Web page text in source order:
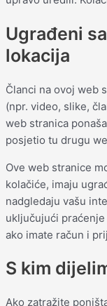
Ugrađeni
lokacija
Članci na ovoj web
(npr. video, slike,
web stranica
posjetio tu drugu
Ove web stranice
kolačiće, imaju
nadgledaju vašu
uključujući
ako imate račun i
S kim
Ako zatražite